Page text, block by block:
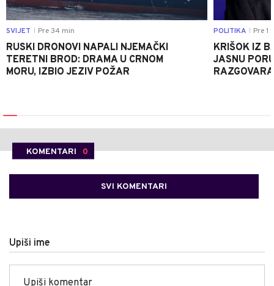
SVIJET Pre 34 min
RUSKI DRONOVI NAPALI NJEMAČKI
TERETNI BROD: DRAMA U CRNOM
MORU, IZBIO JEZIV POŽAR
POLITIKA Pre 1 h
KRIŠOK IZ
JASNU
KOMENTARI 0
SVI KOMENTARI
Upiši ime